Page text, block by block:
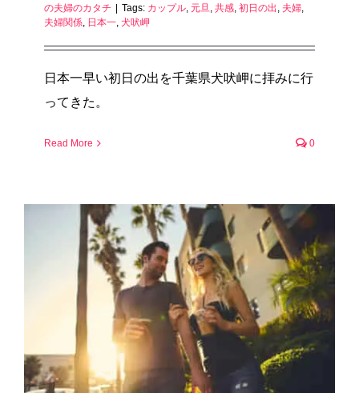
の夫婦のカタチ | Tags: カップル, 元旦, 共感, 初日の出 , 夫婦,
夫婦関係, 日本一, 犬吠岬
日本一早い初日の出を千葉県犬吠岬に拝みに行
ってきた。
Read More 0